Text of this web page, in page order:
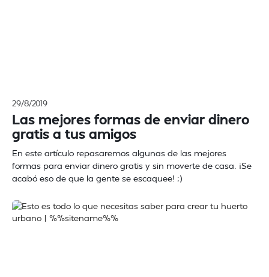
29/8/2019
Las mejores formas de enviar dinero
gratis a tus amigos
En este artículo repasaremos algunas de las mejores
formas para enviar dinero gratis y sin moverte de casa. ¡Se
acabó eso de que la gente se escaquee! ;)